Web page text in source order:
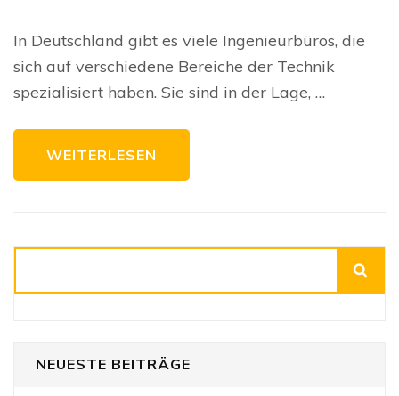
Nachteile
von
Ingenieurbüros:
Eine
In Deutschland gibt es viele Ingenieurbüros, die
sich auf verschiedene Bereiche der Technik
spezialisiert haben. Sie sind in der Lage, …
WEITERLESEN
NEUESTE BEITRÄGE